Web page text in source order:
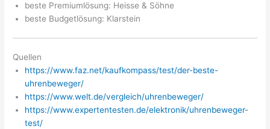
beste Premiumlösung: Heisse & Söhne
beste Budgetlösung: Klarstein
Quellen
https://www.faz.net/kaufkompass/test/der-beste-
uhrenbeweger/
https://www.welt.de/vergleich/uhrenbeweger/
https://www.expertentesten.de/elektronik/uhrenbeweger-
test/